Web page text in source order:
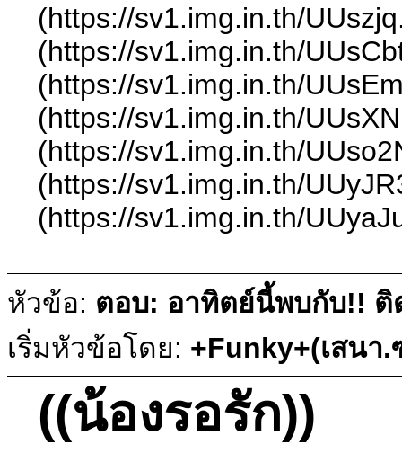
(https://sv1.img.in.th/
(https://sv1.img.in.th/
(https://sv1.img.in.th/
(https://sv1.img.in.th/
(https://sv1.img.in.th/
(https://sv1.img.in.th/
(https://sv1.img.in.th/
หัวข้อ: ตอบ: อาทิตย์นี้พบกับ!! ติ
เริ่มหัวข้อโดย: +Funky+(เสนา
((น้องรอรัก))